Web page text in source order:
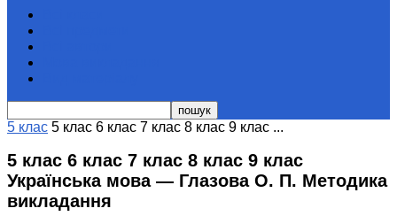
5 клас 5 клас 6 клас 7 клас 8 клас 9 клас ...
5 клас 6 клас 7 клас 8 клас 9 клас
Українська мова — Глазова О. П. Методика
викладання